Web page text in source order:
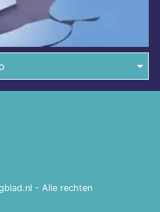
- Alle rechten